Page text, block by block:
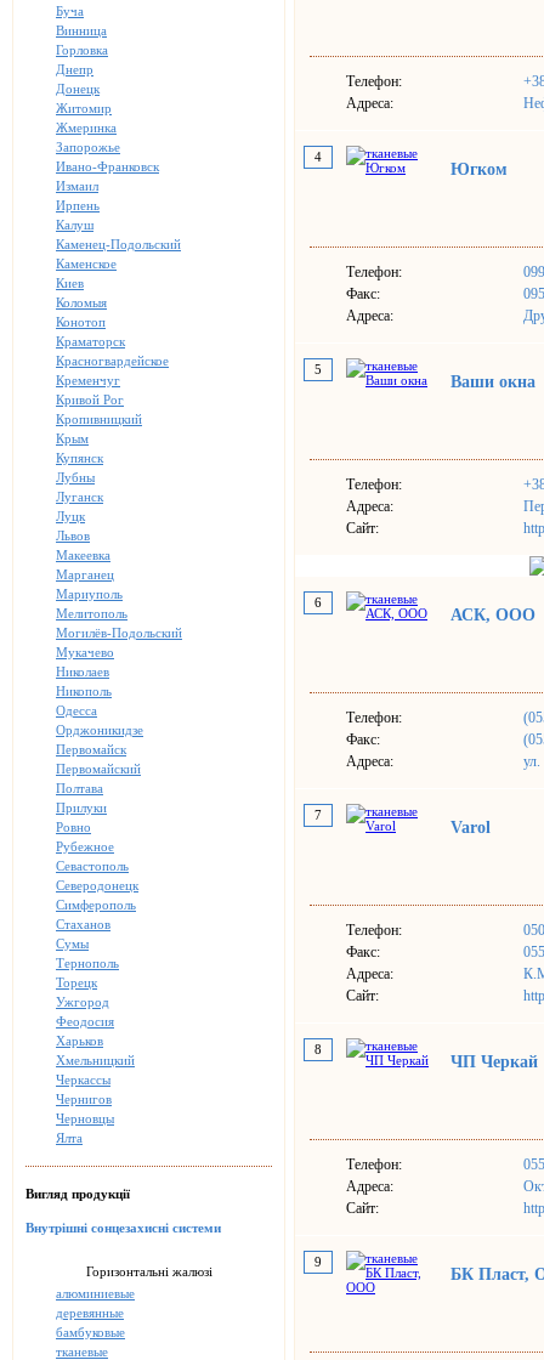
Буча
Винница
Горловка
Днепр
Донецк
Житомир
Жмеринка
Запорожье
Ивано-Франковск
Измаил
Ирпень
Калуш
Каменец-Подольский
Каменское
Киев
Коломыя
Конотоп
Краматорск
Красногвардейское
Кременчуг
Кривой Рог
Кропивницкий
Крым
Купянск
Лубны
Луганск
Луцк
Львов
Макеевка
Марганец
Мариуполь
Мелитополь
Могилёв-Подольский
Мукачево
Николаев
Никополь
Одесса
Орджоникидзе
Первомайск
Первомайский
Полтава
Прилуки
Ровно
Рубежное
Севастополь
Северодонецк
Симферополь
Стаханов
Сумы
Тернополь
Торецк
Ужгород
Феодосия
Харьков
Хмельницкий
Черкассы
Чернигов
Черновцы
Ялта
Вигляд продукції
Внутрішні сонцезахисні системи
Горизонтальні жалюзі
алюминиевые
деревянные
бамбуковые
тканевые
Телефон:
Адреса:
4
Югком
Телефон:
Факс:
Адреса:
5
Ваши окна
Телефон:
Адреса:
Сайт:
6
АСК, ООО
Телефон:
Факс:
Адреса:
7
Varol
Телефон:
Факс:
Адреса:
Сайт:
8
ЧП Черкай
Телефон:
Адреса:
Сайт:
9
БК Пласт,